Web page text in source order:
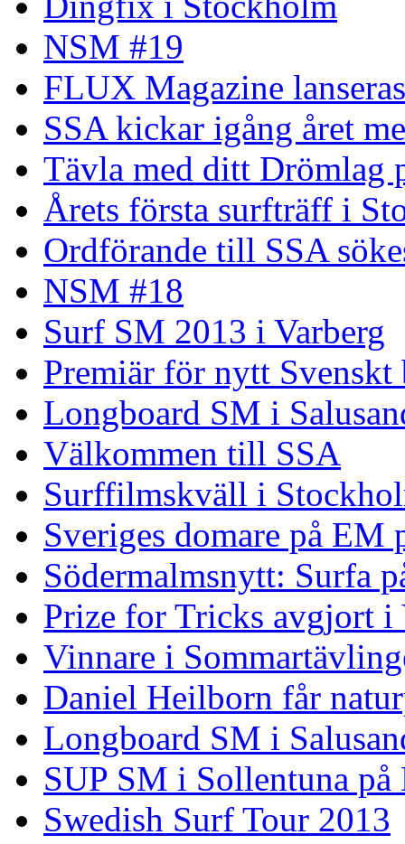
NSM #19
FLUX Magazine lanseras
SSA kickar igång året
Tävla med ditt Drömlag
Årets första surfträff i
Ordförande till SSA
NSM #18
Surf SM 2013 i Varberg
Premiär för nytt Svenskt
Longboard SM i
Välkommen till SSA
Surffilmskväll i
Sveriges domare på EM
Södermalmsnytt: Surfa
Prize for Tricks avgjort i
Vinnare i
Daniel Heilborn får
Longboard SM i
SUP SM i Sollentuna på
Swedish Surf Tour 2013